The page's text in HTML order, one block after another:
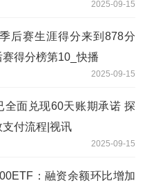
2025-09-15
后赛生涯得分来到878分
得分榜第10_快播
2025-09-15
全面兑现60天账期承诺 探
付流程|视讯
2025-09-15
：融资余额环比增加